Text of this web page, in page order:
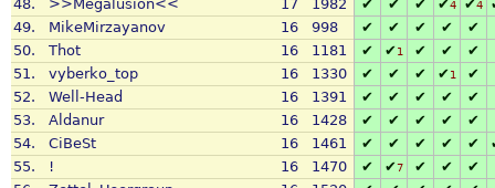
48.
>>Megalusion<< 17 1982 ✔ ✔ ✔ ✔4 ✔4
49.
MikeMirzayanov 16 998 ✔ ✔ ✔ ✔ ✔
50.
Thot 16 1181 ✔ ✔1 ✔ ✔ ✔
51.
vyberko_top 16 1330 ✔ ✔ ✔ ✔1 ✔
52.
Well-Head 16 1391 ✔ ✔ ✔ ✔ ✔
53.
Aldanur 16 1428 ✔ ✔ ✔ ✔ ✔
54.
CiBeSt 16 1461 ✔ ✔ ✔ ✔ ✔
55.
! 16 1470 ✔ ✔7 ✔ ✔ ✔